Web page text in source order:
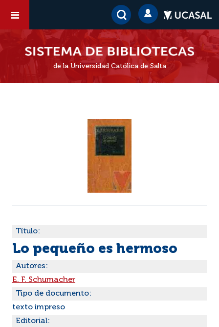
de la Universidad Católica de Salta
Título:
Lo pequeño es hermoso
Autores:
E. F. Schumacher
Tipo de documento:
texto impreso
Editorial: